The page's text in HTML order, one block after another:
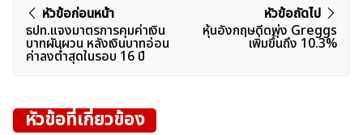
แนะแนว
เรื่อง
หัวข้อก่อนหน้า
ธปท.แจงมาตรการคุมค่าเงิน
บาทผันผวน หลังเงินบาทอ่อน
ค่าลงต่ำสุดในรอบ 16 ปี
หัวข้อถัดไป
หุ้นอังกฤษดีดพุ่ง Greggs
เพิ่มขึ้นถึง 10.3%
หัวข้อที่เกี่ยวข้อง